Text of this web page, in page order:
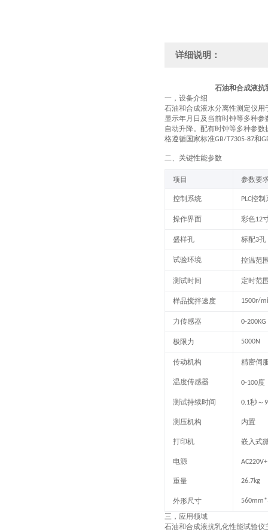
详细说明：
石油和合成液抗
一， 设备介绍
石油和合成液水分离性测定仪
显示年月日及当前时钟等多种
自动升降。配有时钟等多种参数
格遵循国家标准GB/T7305-87和
二、关键性能参数
项目 参数要
控制系统 PLC控制
操作界面 彩色12
盛样孔 标配3孔
试验环境 控温范
测试时间 定时范
样品搅拌速度 1500r/
力传感器 0-200KG
极限力 5000N
传动机构 精密伺
温度传感器 0-100度
测试持续时间 0.1秒～
测压机构 内置
打印机 嵌入式
电源
重量 26.7kg
外形尺寸 56
三， 应用领域
石油和合成液抗乳化性能试验仪